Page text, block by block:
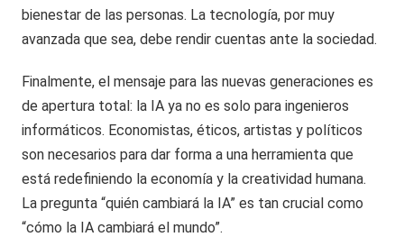
bienestar de las personas. La tecnología, por muy
avanzada que sea, debe rendir cuentas ante la sociedad.
Finalmente, el mensaje para las nuevas generaciones es
de apertura total: la IA ya no es solo para ingenieros
informáticos. Economistas, éticos, artistas y políticos
son necesarios para dar forma a una herramienta que
está redefiniendo la economía y la creatividad humana.
La pregunta “quién cambiará la IA” es tan crucial como
“cómo la IA cambiará el mundo”.